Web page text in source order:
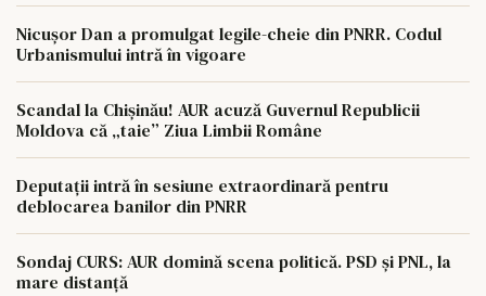
Nicușor Dan a promulgat legile-cheie din PNRR. Codul
Urbanismului intră în vigoare
Scandal la Chișinău! AUR acuză Guvernul Republicii
Moldova că „taie” Ziua Limbii Române
Deputații intră în sesiune extraordinară pentru
deblocarea banilor din PNRR
Sondaj CURS: AUR domină scena politică. PSD și PNL, la
mare distanță